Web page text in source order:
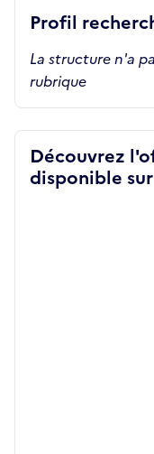
Profil
La structure n'a
rubrique
Découvrez
disponible